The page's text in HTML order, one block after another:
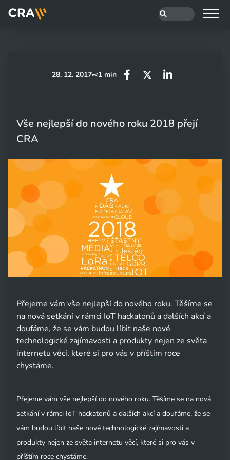
28. 12. 2017 <1 min
Vše nejlepší do nového roku 2018 přejí
CRA
Přejeme vám vše nejlepší do nového roku. Těšíme se
na nová setkání v rámci IoT hackatonů a dalších akcí a
doufáme, že se vám budou líbit naše nové
technologické zajímavosti a produkty nejen ze světa
internetu věcí, které si pro vás v příštím roce
chystáme.
Přejeme vám vše nejlepší do nového roku. Těšíme se na nová
setkání v rámci IoT hackatonů a dalších akcí a doufáme, že se
vám budou líbit naše nové technologické zajímavosti a
produkty nejen ze světa internetu věcí, které si pro vás v
příštím roce chystáme.